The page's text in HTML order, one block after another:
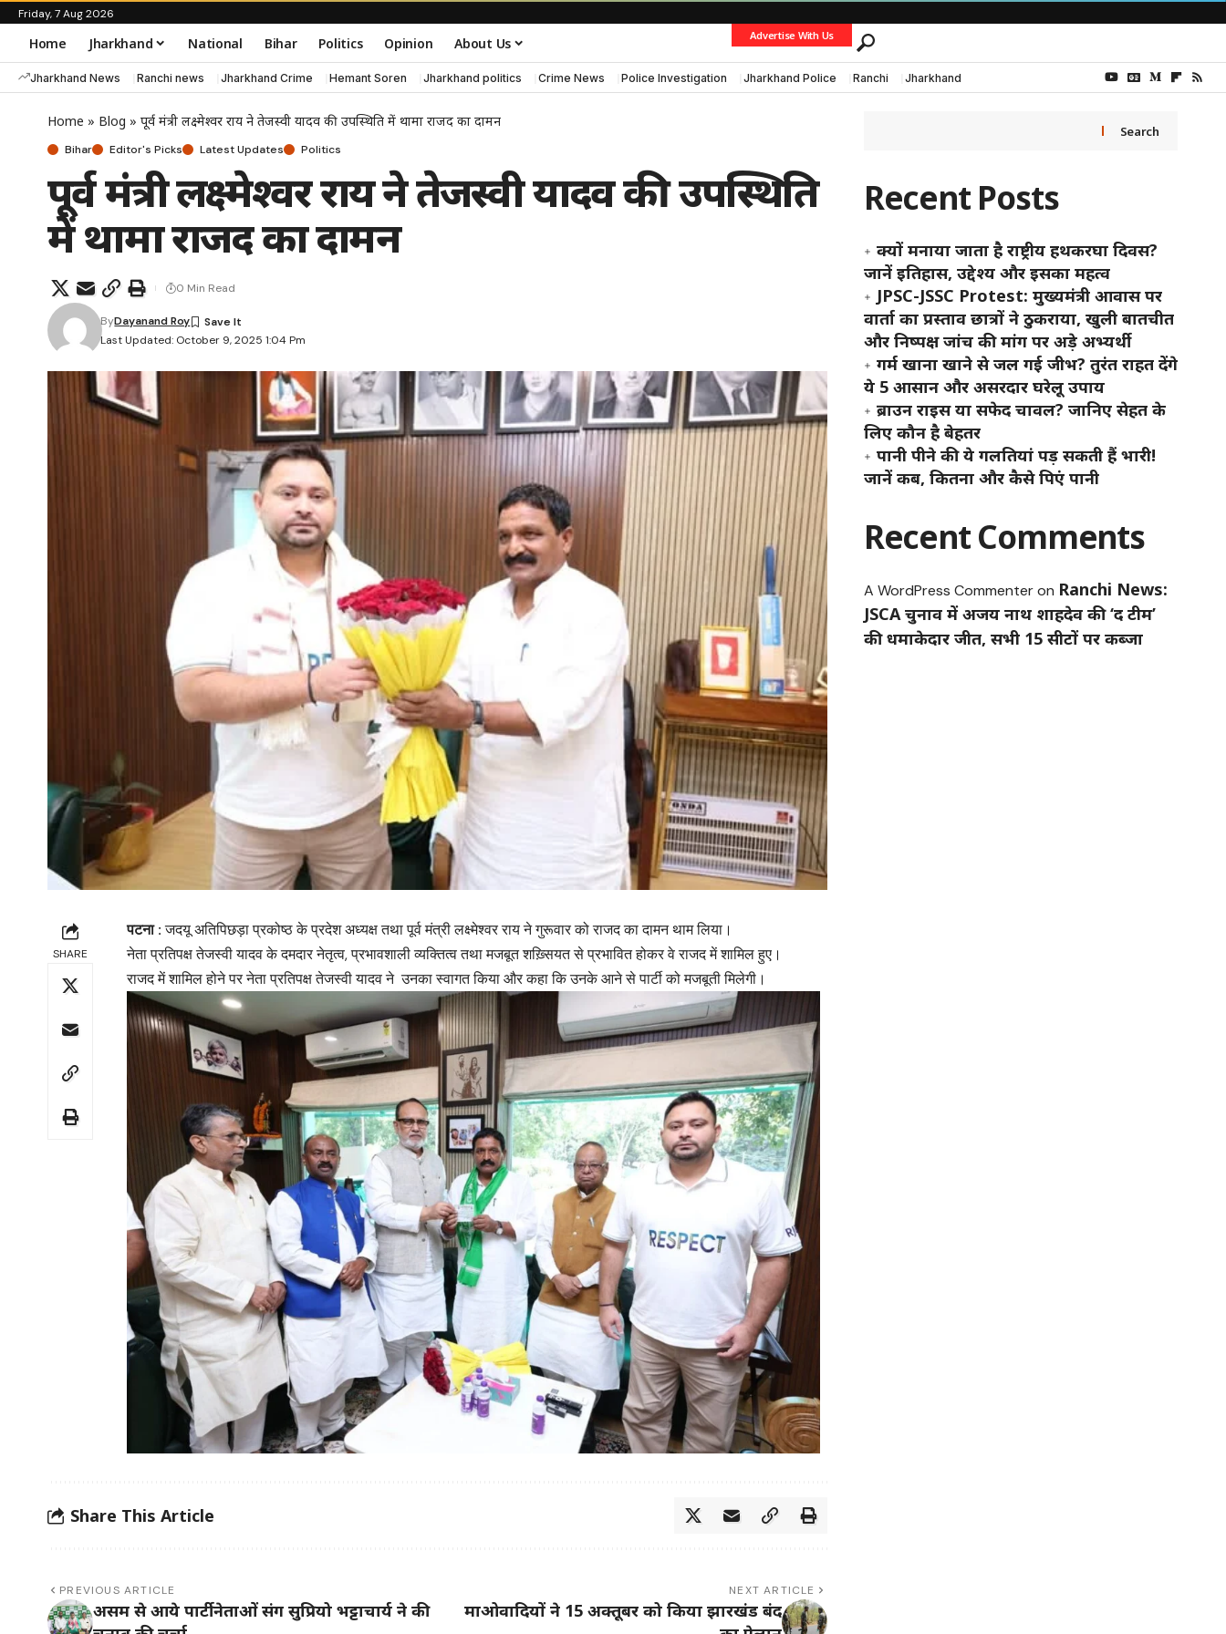
Friday, 7 Aug 2026
Home Jharkhand National Bihar Politics Opinion About Us Advertise With Us
Jharkhand News Ranchi news Jharkhand Crime Hemant Soren Jharkhand politics Crime News Police Investigation Jharkhand Police Ranchi Jharkhand
Home » Blog » पूर्व मंत्री लक्ष्मेश्वर राय ने तेजस्वी यादव की उपस्थिति में थामा राजद का दामन
Bihar Editor's Picks Latest Updates Politics
पूर्व मंत्री लक्ष्मेश्वर राय ने तेजस्वी यादव की उपस्थिति
में थामा राजद का दामन
Last Updated: October 9, 2025 1:04 Pm
ByDayanand Roy
0 Min Read
SHARE
पटना :जदयू अतिपिछड़ा प्रकोष्ठ के प्रदेश अध्यक्ष तथा पूर्व मंत्री लक्ष्मेश्वर राय ने गुरूवार को राजद का दामन थाम लिया।
नेता प्रतिपक्ष तेजस्वी यादव के दमदार नेतृत्व, प्रभावशाली व्यक्तित्व तथा मजबूत शख़्सियत से प्रभावित होकर वे राजद में शामिल हुए।
राजद में शामिल होने पर नेता प्रतिपक्ष तेजस्वी यादव ने उनका स्वागत किया और कहा कि उनके आने से पार्टी को मजबूती मिलेगी।
Share This Article
PREVIOUS ARTICLE
असम से आये पार्टी नेताओं संग सुप्रियो भट्टाचार्य ने की
NEXT ARTICLE
माओवादियों ने 15 अक्तूबर को किया झारखंड बंद
Search
Recent Posts
क्यों मनाया जाता है राष्ट्रीय हथकरघा दिवस?
जानें इतिहास, उद्देश्य और इसका महत्व
JPSC-JSSC Protest: मुख्यमंत्री आवास पर
वार्ता का प्रस्ताव छात्रों ने ठुकराया, खुली बातचीत
और निष्पक्ष जांच की मांग पर अड़े अभ्यर्थी
गर्म खाना खाने से जल गई जीभ? तुरंत राहत देंगे
ये 5 आसान और असरदार घरेलू उपाय
ब्राउन राइस या सफेद चावल? जानिए सेहत के
लिए कौन है बेहतर
पानी पीने की ये गलतियां पड़ सकती हैं भारी!
जानें कब, कितना और कैसे पिएं पानी
Recent Comments
A WordPress Commenteron Ranchi News:
JSCA चुनाव में अजय नाथ शाहदेव की ‘द टीम’
की धमाकेदार जीत, सभी 15 सीटों पर कब्जा